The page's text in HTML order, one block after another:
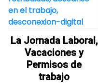
La Jornada Laboral,
Vacaciones y
Permisos de
trabajo